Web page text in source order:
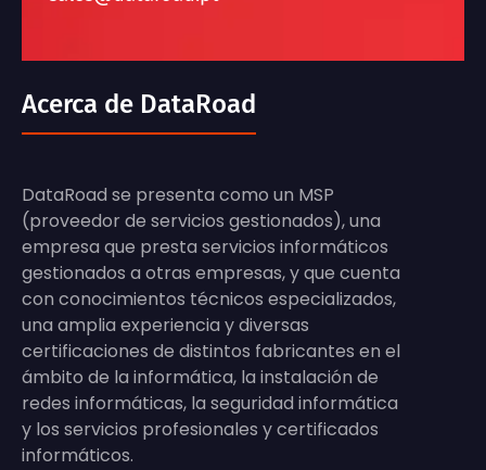
Acerca de DataRoad
DataRoad se presenta como un MSP
(proveedor de servicios gestionados), una
empresa que presta servicios informáticos
gestionados a otras empresas, y que cuenta
con conocimientos técnicos especializados,
una amplia experiencia y diversas
certificaciones de distintos fabricantes en el
ámbito de la informática, la instalación de
redes informáticas, la seguridad informática
y los servicios profesionales y certificados
informáticos.